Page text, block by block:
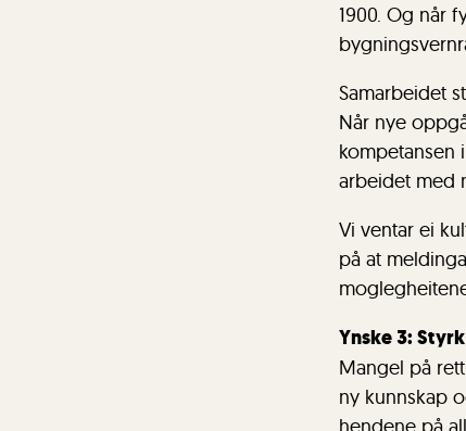
1900. Og når
Samarbeidet
Når nye
kompetansen
arbeidet med
Vi ventar ei
på at
Ynske 3:
Mangel på
ny kunnskap
hendene på